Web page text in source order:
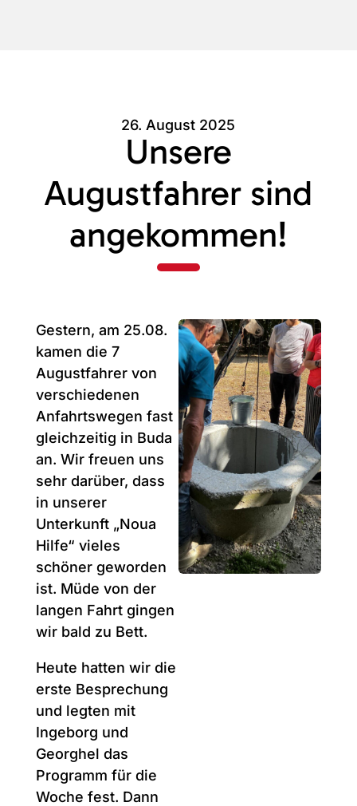
26. August 2025
Unsere
Augustfahrer sind
angekommen!
Gestern, am 25.08.
kamen die 7
Augustfahrer von
verschiedenen
Anfahrtswegen fast
gleichzeitig in Buda
an. Wir freuen uns
sehr darüber, dass
in unserer
Unterkunft „Noua
Hilfe“ vieles
schöner geworden
ist. Müde von der
langen Fahrt gingen
wir bald zu Bett.
Heute hatten wir die
erste Besprechung
und legten mit
Ingeborg und
Georghel das
Programm für die
Woche fest. Dann